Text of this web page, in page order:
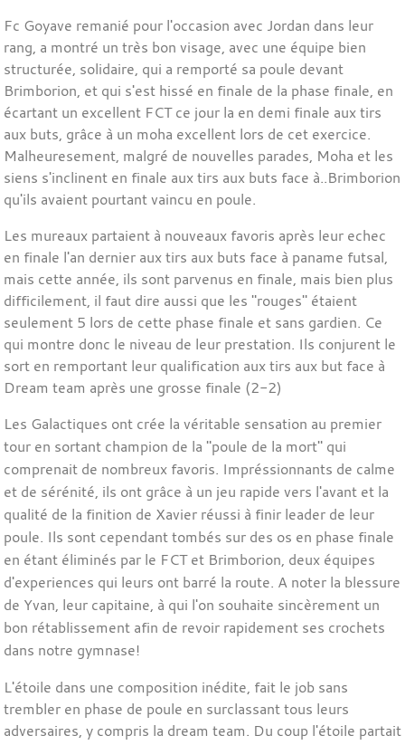
Fc Goyave remanié pour l'occasion avec Jordan dans leur
rang, a montré un très bon visage, avec une équipe bien
structurée, solidaire, qui a remporté sa poule devant
Brimborion, et qui s'est hissé en finale de la phase finale, en
écartant un excellent FCT ce jour la en demi finale aux tirs
aux buts, grâce à un moha excellent lors de cet exercice.
Malheuresement, malgré de nouvelles parades, Moha et les
siens s'inclinent en finale aux tirs aux buts face à..Brimborion
qu'ils avaient pourtant vaincu en poule.
Les mureaux partaient à nouveaux favoris après leur echec
en finale l'an dernier aux tirs aux buts face à paname futsal,
mais cette année, ils sont parvenus en finale, mais bien plus
difficilement, il faut dire aussi que les "rouges" étaient
seulement 5 lors de cette phase finale et sans gardien. Ce
qui montre donc le niveau de leur prestation. Ils conjurent le
sort en remportant leur qualification aux tirs aux but face à
Dream team après une grosse finale (2-2)
Les Galactiques ont crée la véritable sensation au premier
tour en sortant champion de la "poule de la mort" qui
comprenait de nombreux favoris. Impréssionnants de calme
et de sérénité, ils ont grâce à un jeu rapide vers l'avant et la
qualité de la finition de Xavier réussi à finir leader de leur
poule. Ils sont cependant tombés sur des os en phase finale
en étant éliminés par le FCT et Brimborion, deux équipes
d'experiences qui leurs ont barré la route. A noter la blessure
de Yvan, leur capitaine, à qui l'on souhaite sincèrement un
bon rétablissement afin de revoir rapidement ses crochets
dans notre gymnase!
L'étoile dans une composition inédite, fait le job sans
trembler en phase de poule en surclassant tous leurs
adversaires, y compris la dream team. Du coup l'étoile partait